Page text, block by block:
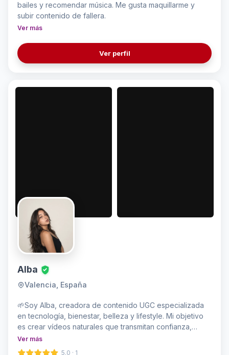
bailes y recomendar música. Me gusta maquillarme y
subir contenido de fallera.
Ver más
Ver perfil
Alba
Valencia, España
🌱Soy Alba, creadora de contenido UGC especializada
en tecnología, bienestar, belleza y lifestyle. Mi objetivo
es crear vídeos naturales que transmitan confianza,
reflejen la esencia de cada marca y conviertan la
atención en resultados reales. Me encargo de todo el
Ver más
5.0 · 1